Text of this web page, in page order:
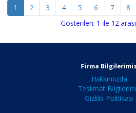
1 2 3 4 5 6 7 8
Gösterilen: 1 ile 12
Firma
Hakkımızda
Teslimat
Gizlilik Politikası